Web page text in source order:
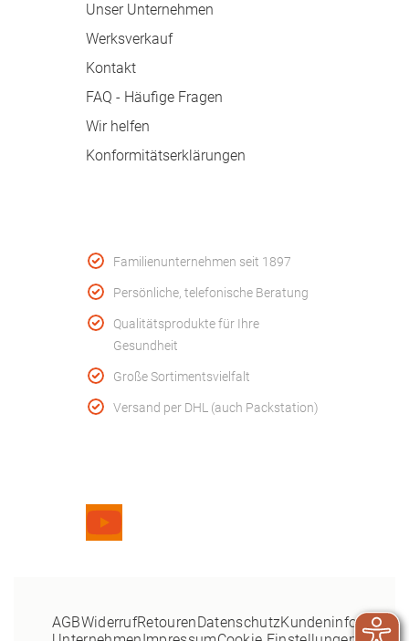
Unser Unternehmen
Werksverkauf
Kontakt
FAQ - Häufige Fragen
Wir helfen
Konformitätserklärungen
Familienunternehmen seit 1897
Persönliche, telefonische Beratung
Qualitätsprodukte für Ihre
Gesundheit
Große Sortimentsvielfalt
Versand per DHL (auch Packstation)
AGBWiderrufRetourenDatenschutzKundeninfo